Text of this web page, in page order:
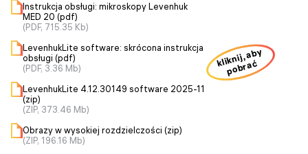
Instrukcja obsługi: mikroskopy Levenhuk
MED 20 (pdf)
(PDF, 715.35 Kb)
LevenhukLite software: skrócona instrukcja
obsługi (pdf)
(PDF, 3.36 Mb)
LevenhukLite 4.12.30149 software 2025-11
(zip)
(ZIP, 373.46 Mb)
Obrazy w wysokiej rozdzielczości (zip)
(ZIP, 196.16 Mb)
kliknij, aby
pobrać